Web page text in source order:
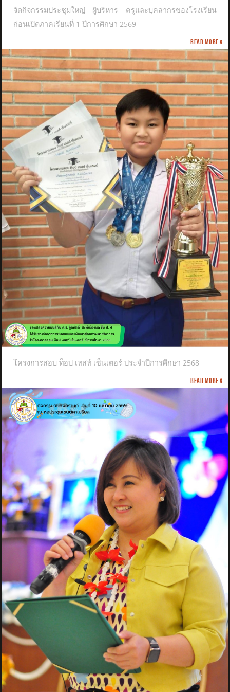
จัดกิจกรรมประชุมใหญ่ ผู้บริหาร ครูและบุคลากรของโรงเรียน
ก่อนเปิดภาคเรียนที่ 1 ปีการศึกษา 2569
Read more »
โครงการสอบ ท็อป เทสท์ เซ็นเตอร์ ประจำปีการศึกษา 2568
Read more »